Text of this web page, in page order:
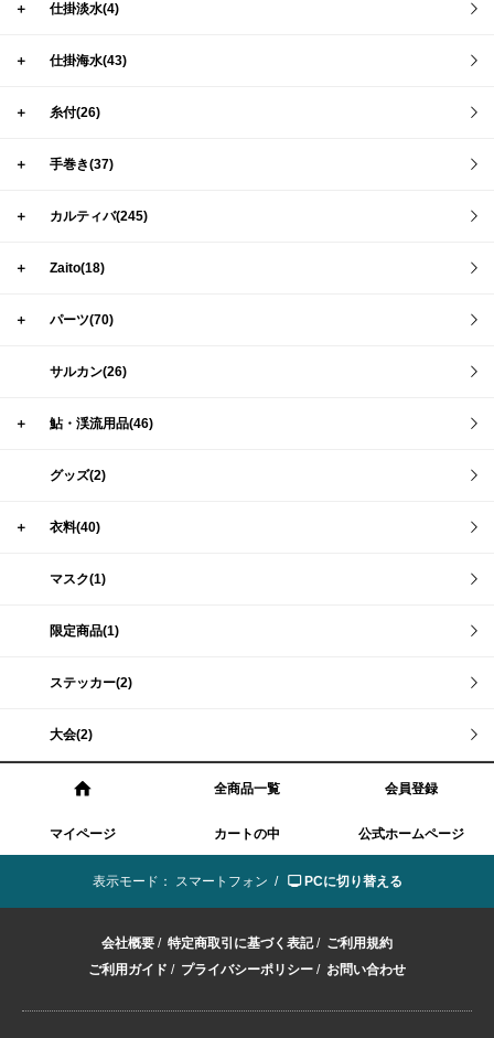
＋ 仕掛淡水(4)
＋ 仕掛海水(43)
＋ 糸付(26)
＋ 手巻き(37)
＋ カルティバ(245)
＋ Zaito(18)
＋ パーツ(70)
サルカン(26)
＋ 鮎・渓流用品(46)
グッズ(2)
＋ 衣料(40)
マスク(1)
限定商品(1)
ステッカー(2)
大会(2)
全商品一覧 会員登録
マイページ カートの中 公式ホームページ
表示モード： スマートフォン / PCに切り替える
会社概要 / 特定商取引に基づく表記/ ご利用規約
ご利用ガイド / プライバシーポリシー / お問い合わせ